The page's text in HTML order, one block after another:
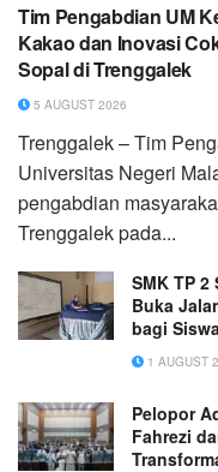
Tim Pengabdian UM
Kakao dan Inovasi
Sopal di Trenggalek
5 AUGUST 2026
Trenggalek – Tim
Universitas Negeri
pengabdian
Trenggalek pada...
SMK TP 2
Buka
bagi Siswa
1 AUGUST
Pelopor
Fahrezi